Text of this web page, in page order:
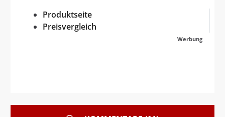
Produktseite
Preisvergleich
Werbung